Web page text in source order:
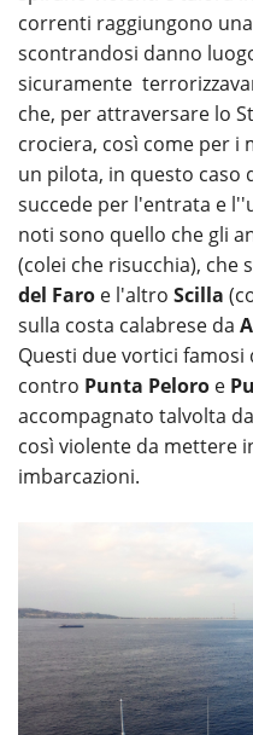
correnti raggiungono
scontrandosi danno
sicuramente
che, per attraversare lo
crociera, così come per i
un pilota, in questo caso
succede per l'entrata e
noti sono quello che gli
(colei che risucchia), che
del Faro e l'altro Scilla
sulla costa calabrese da
Questi due vortici
contro Punta Peloro e
accompagnato talvolta
così violente da mettere
imbarcazioni.